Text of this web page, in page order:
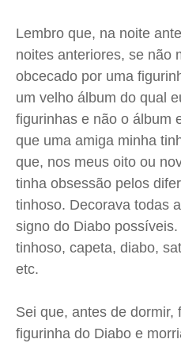
Jr Mignone (in memorian)
Wanda Sily
Publicidade Legal
Anuncie
Quem Somos
Expediente
Contato
Anuncie
Privacidade
Jr Mignone (in memorian)
Wanda Sily
Publicidade Legal
Anuncie
Quem Somos
Expediente
Contato
Anuncie
Privacidade
Jr Mignone (in memorian)
Wanda Sily
Publicidade Legal
Anuncie
Quem Somos
Expediente
Contato
Anuncie
Privacidade
Jr Mignone (in memorian)
Wanda Sily
Publicidade Legal
Anuncie
Quem Somos
Expediente
Contato
Anuncie
Privacidade
Lembro que, na noite
noites anteriores, se não
obcecado por uma
um velho álbum do qual
figurinhas e não o álbum
que uma amiga minha
que, nos meus oito ou
tinha obsessão pelos
tinhoso. Decorava todas
signo do Diabo
tinhoso, capeta, diabo,
etc.
Sei que, antes de dormir,
figurinha do Diabo e